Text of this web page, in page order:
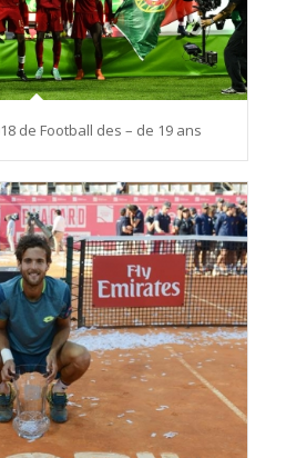
de Football des – de 19 ans